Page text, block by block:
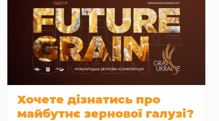
Хочете дізнатись про
майбутнє зернової галузі?